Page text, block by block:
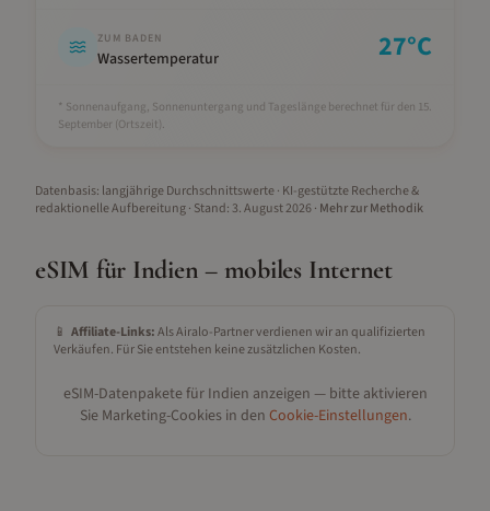
ZUM BADEN
Wassertemperatur 27°C
* Sonnenaufgang, Sonnenuntergang und Tageslänge berechnet für den 15.
September (Ortszeit).
Datenbasis: langjährige Durchschnittswerte · KI-gestützte Recherche &
redaktionelle Aufbereitung· Stand: 3. August 2026· Mehr zur Methodik
eSIM für Indien – mobiles Internet
📱 Affiliate-Links:Als Airalo-Partner verdienen wir an qualifizierten
Verkäufen. Für Sie entstehen keine zusätzlichen Kosten.
eSIM-Datenpakete für Indien anzeigen — bitte aktivieren
Sie Marketing-Cookies in den Cookie-Einstellungen.